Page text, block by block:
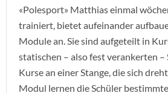
«Polesport» Matthias einmal
trainiert, bietet aufeinander
Module an. Sie sind aufgeteilt in
statischen – also fest verankerten –
Kurse an einer Stange, die sich
Modul lernen die Schüler